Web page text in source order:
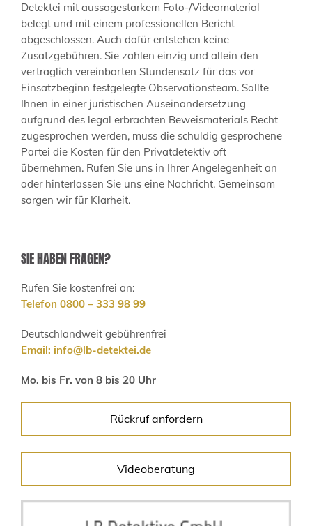
Detektei mit aussagestarkem Foto-/Videomaterial
belegt und mit einem professionellen Bericht
abgeschlossen. Auch dafür entstehen keine
Zusatzgebühren. Sie zahlen einzig und allein den
vertraglich vereinbarten Stundensatz für das vor
Einsatzbeginn festgelegte Observationsteam. Sollte
Ihnen in einer juristischen Auseinandersetzung
aufgrund des legal erbrachten Beweismaterials Recht
zugesprochen werden, muss die schuldig gesprochene
Partei die Kosten für den Privatdetektiv oft
übernehmen. Rufen Sie uns in Ihrer Angelegenheit an
oder hinterlassen Sie uns eine Nachricht. Gemeinsam
sorgen wir für Klarheit.
SIE HABEN FRAGEN?
Rufen Sie kostenfrei an:
Telefon 0800 – 333 98 99
Deutschlandweit gebührenfrei
Email: info@lb-detektei.de
Mo. bis Fr. von 8 bis 20 Uhr
Rückruf anfordern
Videoberatung